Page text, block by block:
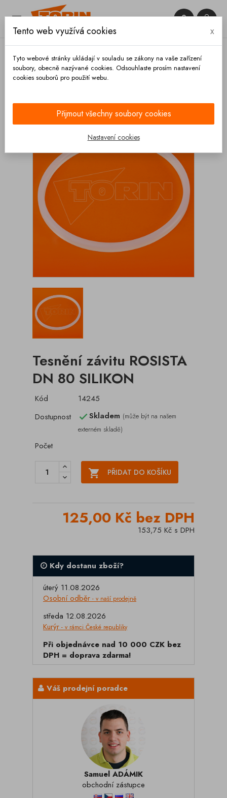
 

Tesnění závitu ROSISTA
DN 80 SILIKON
Kód
14245
Dostupnost
Skladem (může být na našem
externém skladě)
Počet
 PŘIDAT DO KOŠÍKU
125,00 Kč bez DPH
153,75 Kč s DPH
Kdy dostanu zboží?
úterý 11.08.2026
Osobní odběr - v naší prodejně
středa 12.08.2026
Kurýr - v rámci České republiky
Při objednávce nad 10 000 CZK bez
DPH = doprava zdarma!
Váš prodejní poradce
Samuel ADÁMIK
obchodní zástupce
Tento web využívá cookies x
Tyto webové stránky ukládají v souladu se zákony na vaše zařízení
soubory, obecně nazývané cookies. Odsouhlaste prosím nastavení
cookies souborů pro použití webu.
Přijmout všechny soubory cookies
Nastavení cookies